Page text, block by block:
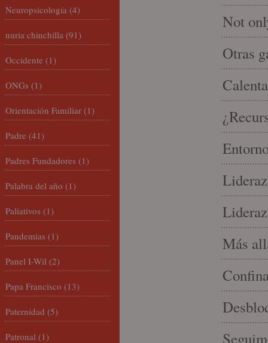
Not
Otras
Más
Neuropsicología (4)
nuria chinchilla (91)
Occidente (1)
ONGs (1)
Orientación Familiar (1)
Padre (41)
Padres Fundadores (1)
Palabra del año (1)
Paliativos (1)
Pandemias (1)
Panel I-Wil (2)
Papa Francisco (13)
Paternidad (5)
Patronal (1)